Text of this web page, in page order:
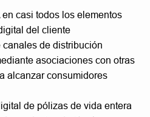
en casi todos los elementos
del cliente
canales de distribución
asociaciones con otras
alcanzar consumidores
de pólizas de vida entera